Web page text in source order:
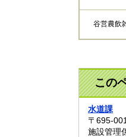
谷営農飲
この
水道課
〒695-
施設管理